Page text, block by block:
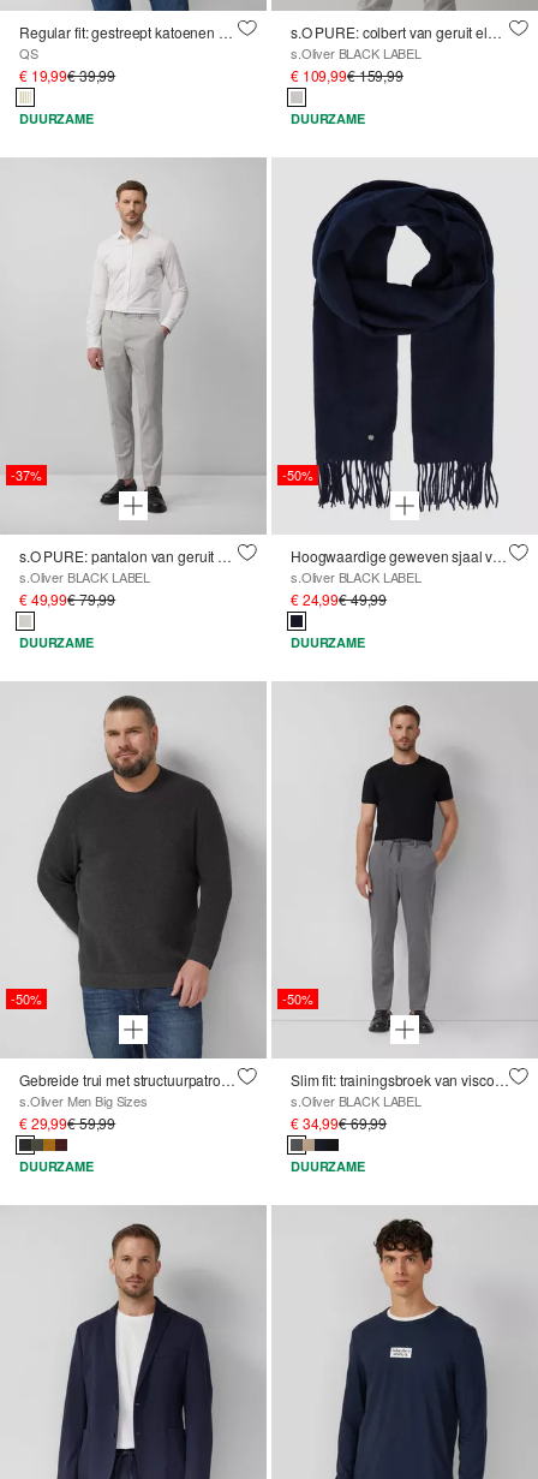
Regular fit: gestreept katoenen overhemd met opstaande kraag
QS
€ 19,99€ 39,99
DUURZAME
s.O PURE: colbert van geruit elastisch weefsel
s.Oliver BLACK LABEL
€ 109,99€ 159,99
DUURZAME
-37%
s.O PURE: pantalon van geruit elastisch weefsel
s.Oliver BLACK LABEL
€ 49,99€ 79,99
DUURZAME
-50%
Hoogwaardige geweven sjaal van zuiver wol
s.Oliver BLACK LABEL
€ 24,99€ 49,99
DUURZAME
-50%
Gebreide trui met structuurpatroon en slubgaren
s.Oliver Men Big Sizes
€ 29,99€ 59,99
DUURZAME
-50%
Slim fit: trainingsbroek van viscosemix
s.Oliver BLACK LABEL
€ 34,99€ 69,99
DUURZAME